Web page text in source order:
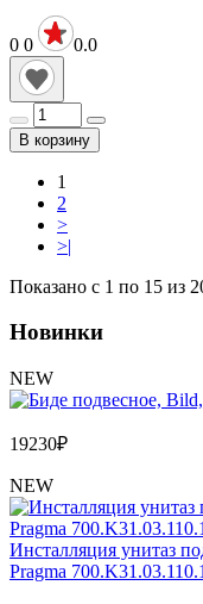
0 0 0.0
В корзину
1
2
>
>|
Показано с 1 по 15 из
Новинки
NEW
19230₽
NEW
Инсталляция унитаз
Pragma